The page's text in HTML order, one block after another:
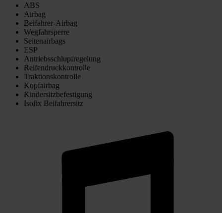
ABS
Airbag
Beifahrer-Airbag
Wegfahrsperre
Seitenairbags
ESP
Antriebsschlupfregelung
Reifendruckkontrolle
Traktionskontrolle
Kopfairbag
Kindersitzbefestigung
Isofix Beifahrersitz